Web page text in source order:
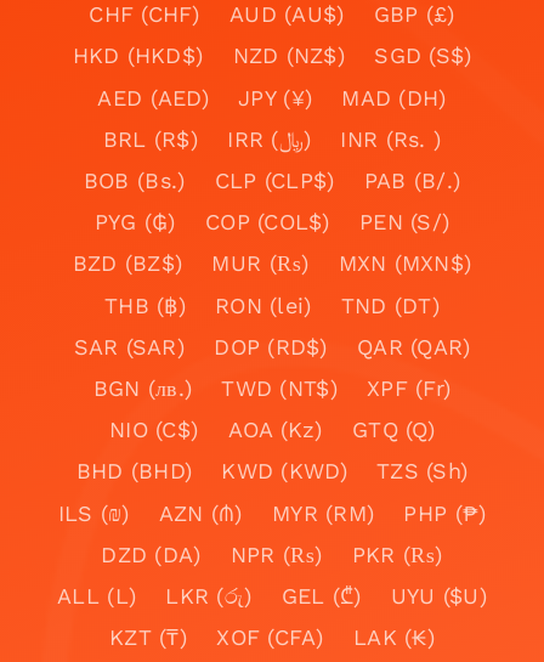
CHF (CHF)
AUD (AU$)
GBP (£)
HKD (HKD$)
NZD (NZ$)
SGD (S$)
AED (AED)
JPY (¥)
MAD (DH)
BRL (R$)
IRR (﷼)
INR (Rs. )
BOB (Bs.)
CLP (CLP$)
PAB (B/.)
PYG (₲)
COP (COL$)
PEN (S/)
BZD (BZ$)
MUR (₨)
MXN (MXN$)
THB (฿)
RON (lei)
TND (DT)
SAR (SAR)
DOP (RD$)
QAR (QAR)
BGN (лв.)
TWD (NT$)
XPF (Fr)
NIO (C$)
AOA (Kz)
GTQ (Q)
BHD (BHD)
KWD (KWD)
TZS (Sh)
ILS (₪)
AZN (₼) MYR (RM)
PHP (₱)
DZD (DA)
NPR (₨)
PKR (₨)
ALL (L)
LKR (රු) GEL (₾)
UYU ($U)
KZT (₸)
XOF (CFA)
LAK (₭)